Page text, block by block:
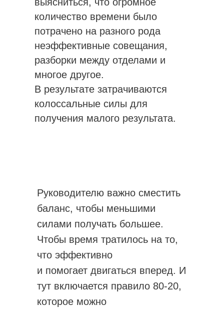
количество времени было
потрачено на разного рода
неэффективные совещания,
разборки между отделами и
многое другое.
В результате затрачиваются
колоссальные силы для
получения малого результата.
Руководителю важно сместить
баланс, чтобы меньшими
силами получать большее.
Чтобы время тратилось на то,
что эффективно
и помогает двигаться вперед. И
тут включается правило 80-20,
которое можно